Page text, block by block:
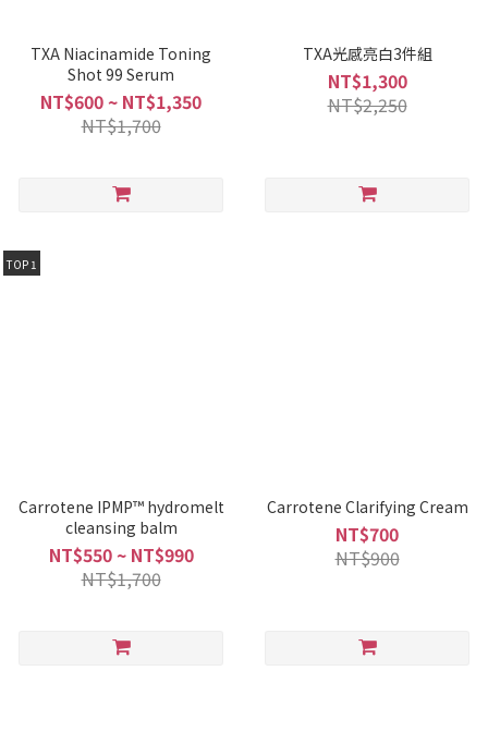
TXA Niacinamide Toning
Shot 99 Serum
NT$600 ~ NT$1,350
NT$1,700
TXA光感亮白3件組
NT$1,300
NT$2,250
TOP 1
Carrotene IPMP™ hydromelt
cleansing balm
NT$550 ~ NT$990
NT$1,700
Carrotene Clarifying Cream
NT$700
NT$900